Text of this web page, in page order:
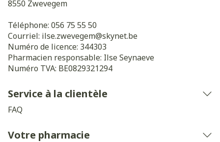
8550 Zwevegem
Téléphone: 056 75 55 50
Courriel: ilse.zwevegem@skynet.be
Numéro de licence: 344303
Pharmacien responsable: Ilse Seynaeve
Numéro TVA: BE0829321294
Service à la clientèle
FAQ
Votre pharmacie